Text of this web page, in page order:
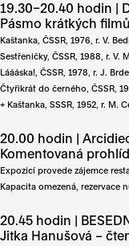
19.30–20.40 hodin |
Pásmo krátkých
Kaštanka, ČSSR, 1976, r. V.
Sestřeničky, ČSSR, 1988, r. V.
Láááska!, ČSSR, 1978, r. J.
Čtyřikrát do černého, ČSSR,
+ Kaštanka, SSSR, 1952, r. M.
20.00 hodin |
Komentovaná
Expozicí provede zájemce
Kapacita omezená, rezervace
20.45 hodin |
Jitka Hanušová –